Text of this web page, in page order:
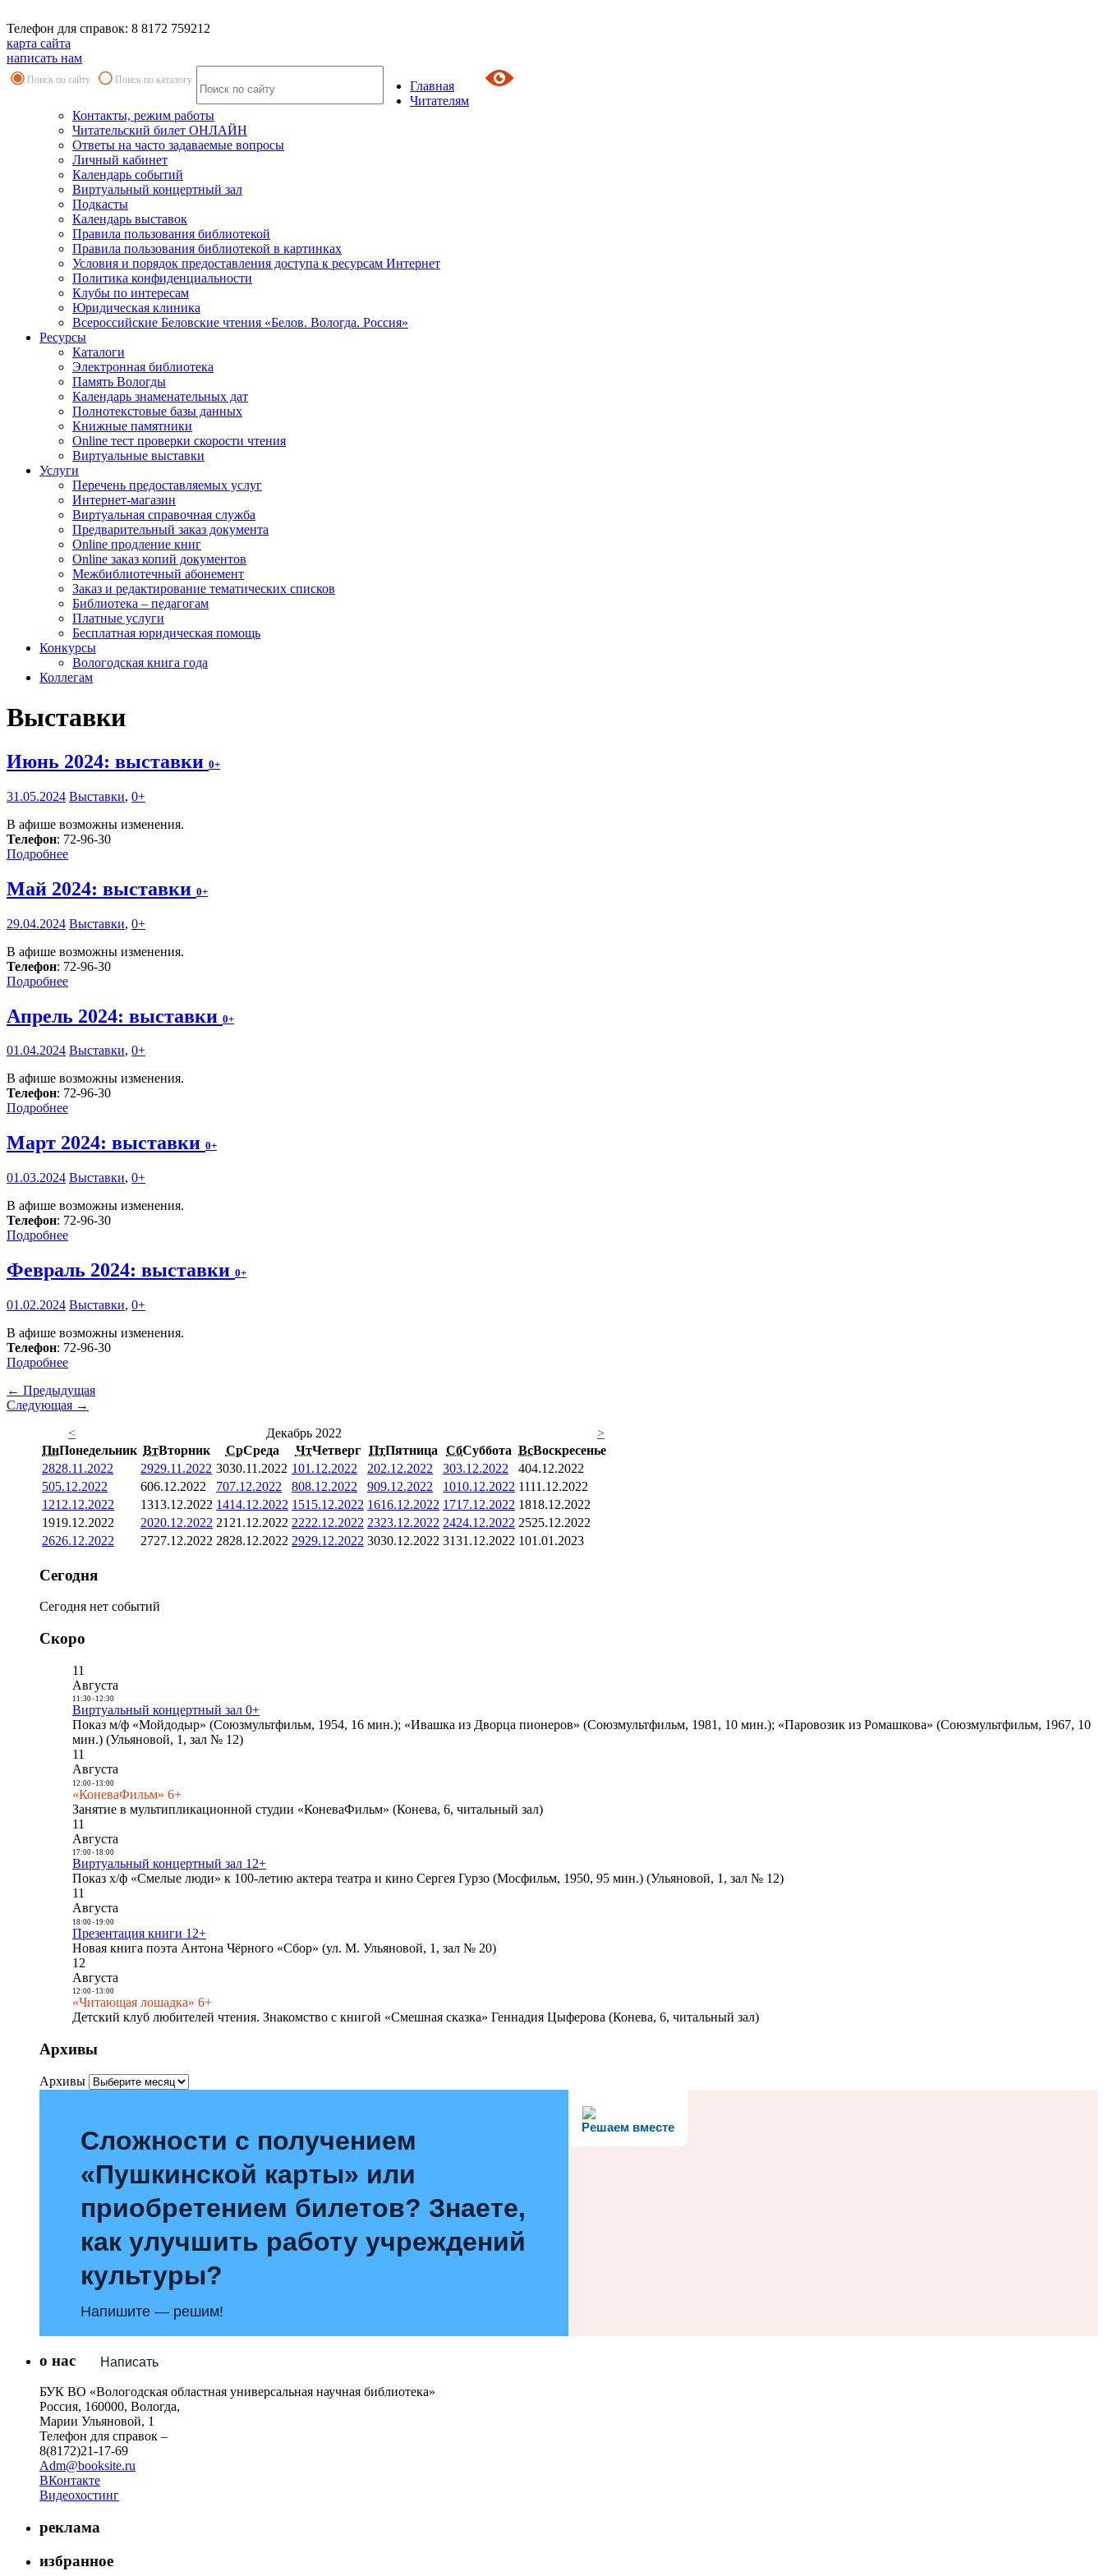
Телефон для справок: 8 8172 759212
карта сайта
написать нам
Поиск по сайту Поиск по каталогу
Главная
Читателям
Контакты, режим работы
Читательский билет ОНЛАЙН
Ответы на часто задаваемые вопросы
Личный кабинет
Календарь событий
Виртуальный концертный зал
Подкасты
Календарь выставок
Правила пользования библиотекой
Правила пользования библиотекой в картинках
Условия и порядок предоставления доступа к ресурсам Интернет
Политика конфиденциальности
Клубы по интересам
Юридическая клиника
Всероссийские Беловские чтения «Белов. Вологда. Россия»
Ресурсы
Каталоги
Электронная библиотека
Память Вологды
Календарь знаменательных дат
Полнотекстовые базы данных
Книжные памятники
Online тест проверки скорости чтения
Виртуальные выставки
Услуги
Перечень предоставляемых услуг
Интернет-магазин
Виртуальная справочная служба
Предварительный заказ документа
Online продление книг
Online заказ копий документов
Межбиблиотечный абонемент
Заказ и редактирование тематических списков
Библиотека – педагогам
Платные услуги
Бесплатная юридическая помощь
Конкурсы
Вологодская книга года
Коллегам
Выставки
Июнь 2024: выставки 0+
31.05.2024 Выставки, 0+
В афише возможны изменения.
Телефон: 72-96-30
Подробнее
Май 2024: выставки 0+
29.04.2024 Выставки, 0+
В афише возможны изменения.
Телефон: 72-96-30
Подробнее
Апрель 2024: выставки 0+
01.04.2024 Выставки, 0+
В афише возможны изменения.
Телефон: 72-96-30
Подробнее
Март 2024: выставки 0+
01.03.2024 Выставки, 0+
В афише возможны изменения.
Телефон: 72-96-30
Подробнее
Февраль 2024: выставки 0+
01.02.2024 Выставки, 0+
В афише возможны изменения.
Телефон: 72-96-30
Подробнее
← Предыдущая
Следующая →
<
Декабрь 2022
>
ПнПонедельник ВтВторник СрСреда ЧтЧетверг ПтПятница СбСуббота ВсВоскресенье
2828.11.2022 2929.11.2022 3030.11.2022 101.12.2022 202.12.2022 303.12.2022 404.12.2022
505.12.2022 606.12.2022 707.12.2022 808.12.2022 909.12.2022 1010.12.2022 1111.12.2022
1212.12.2022 1313.12.2022 1414.12.2022 1515.12.2022 1616.12.2022 1717.12.2022 1818.12.2022
1919.12.2022 2020.12.2022 21 21.12.2022 2222.12.2022 2323.12.2022 2424.12.2022 2525.12.2022
2626.12.2022 2727.12.2022 2828.12.2022 2929.12.2022 3030.12.2022 3131.12.2022 101.01.2023
Сегодня
Сегодня нет событий
Скоро
11
Августа
11:30- 12:30
Виртуальный концертный зал 0+
Показ м/ф «Мойдодыр» (Союзмультфильм, 1954, 16 мин.); «Ивашка из Дворца пионеров» (Союзмультфильм, 1981, 10 мин.); «Паровозик из Ромашкова» (Союзмультфильм, 1967, 10
мин.) (Ульяновой, 1, зал № 12)
11
Августа
12:00- 13:00
«КоневаФильм» 6+
Занятие в мультипликационной студии «КоневаФильм» (Конева, 6, читальный зал)
11
Августа
17:00- 18:00
Виртуальный концертный зал 12+
Показ х/ф «Смелые люди» к 100-летию актера театра и кино Сергея Гурзо (Мосфильм, 1950, 95 мин.) (Ульяновой, 1, зал № 12)
11
Августа
18:00- 19:00
Презентация книги 12+
Новая книга поэта Антона Чёрного «Сбор» (ул. М. Ульяновой, 1, зал № 20)
12
Августа
12:00- 13:00
«Читающая лошадка» 6+
Детский клуб любителей чтения. Знакомство с книгой «Смешная сказка» Геннадия Цыферова (Конева, 6, читальный зал)
Архивы
Архивы
Решаем вместе
Сложности с получением
«Пушкинской карты» или
приобретением билетов? Знаете,
как улучшить работу учреждений
культуры?
Напишите — решим!
Написать
о нас
БУК ВО «Вологодская областная универсальная научная библиотека»
Россия, 160000, Вологда,
Марии Ульяновой, 1
Телефон для справок –
8(8172)21-17-69
Adm@booksite.ru
ВКонтакте
Видеохостинг
реклама
избранное